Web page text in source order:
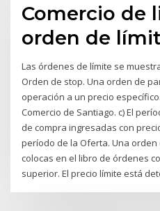
Comercio de
orden de
Las órdenes de límite se
Orden de stop. Una orden de
operación a un precio
Comercio de Santiago. c) El
de compra ingresadas con
período de la Oferta. Una
colocas en el libro de órdenes
superior. El precio límite está